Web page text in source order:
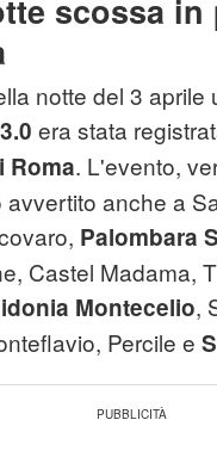
scossa
notte del 3 aprile
era stata
Roma. L'evento,
avvertito anche a
Palombara
Castel Madama,
Montecelio,
Percile e